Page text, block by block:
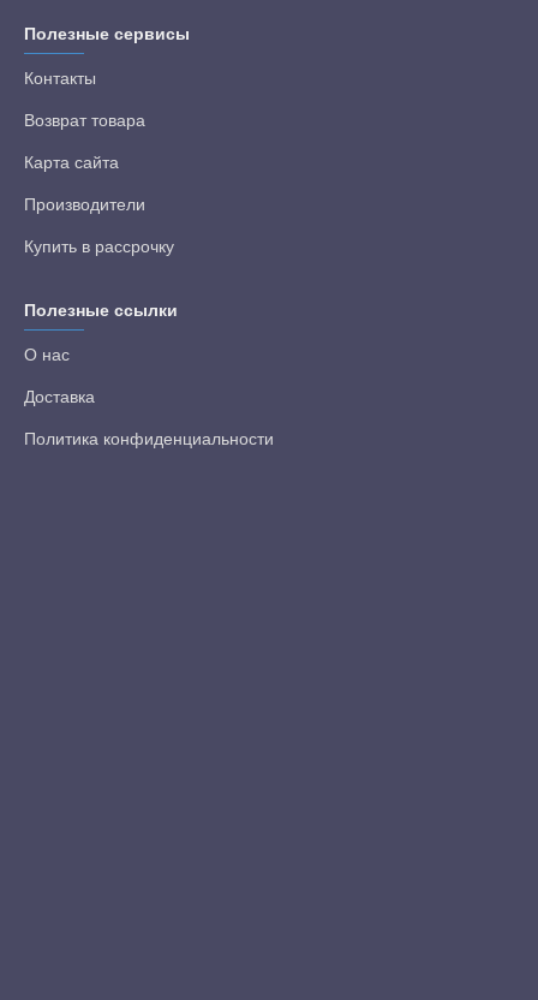
Полезные сервисы
Контакты
Возврат товара
Карта сайта
Производители
Купить в рассрочку
Полезные ссылки
О нас
Доставка
Политика конфиденциальности